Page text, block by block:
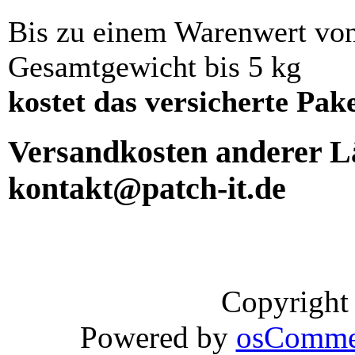
Bis zu einem Warenwert
Gesamtgewicht bis 5 kg
kostet das versicherte
Versandkosten anderer
kontakt@patch-it.de
Powered by